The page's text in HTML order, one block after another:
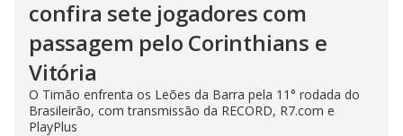
confira sete jogadores com
passagem pelo Corinthians e
Vitória
O Timão enfrenta os Leões da Barra pela 11° rodada do
Brasileirão, com transmissão da RECORD, R7.com e
PlayPlus